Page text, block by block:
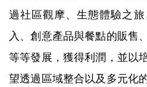
過社區觀摩、生態體驗之
入、創意產品與餐點的販售
等等發展，獲得利潤，並以
望透過區域整合以及多元化